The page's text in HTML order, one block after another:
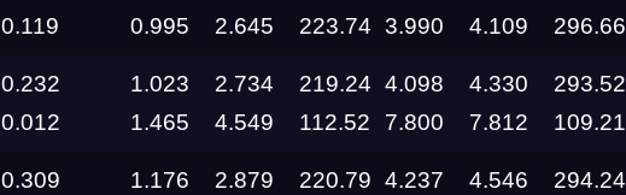
0.119 0.995 2.645 223.74 3.990 4.109 296.66
0.232 1.023 2.734 219.24 4.098 4.330 293.52
0.012 1.465 4.549 112.52 7.800 7.812 109.21
0.309 1.176 2.879 220.79 4.237 4.546 294.24